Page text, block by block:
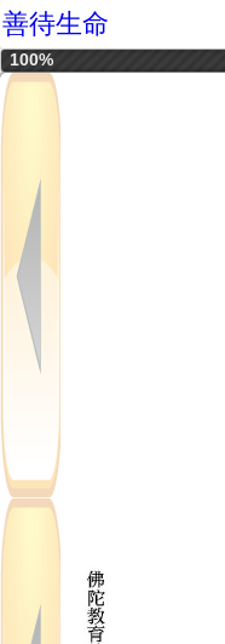
善待生命
100%